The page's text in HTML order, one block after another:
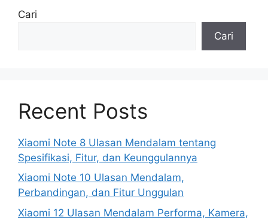
Cari
Cari
Recent Posts
Xiaomi Note 8 Ulasan Mendalam tentang
Spesifikasi, Fitur, dan Keunggulannya
Xiaomi Note 10 Ulasan Mendalam,
Perbandingan, dan Fitur Unggulan
Xiaomi 12 Ulasan Mendalam Performa, Kamera,